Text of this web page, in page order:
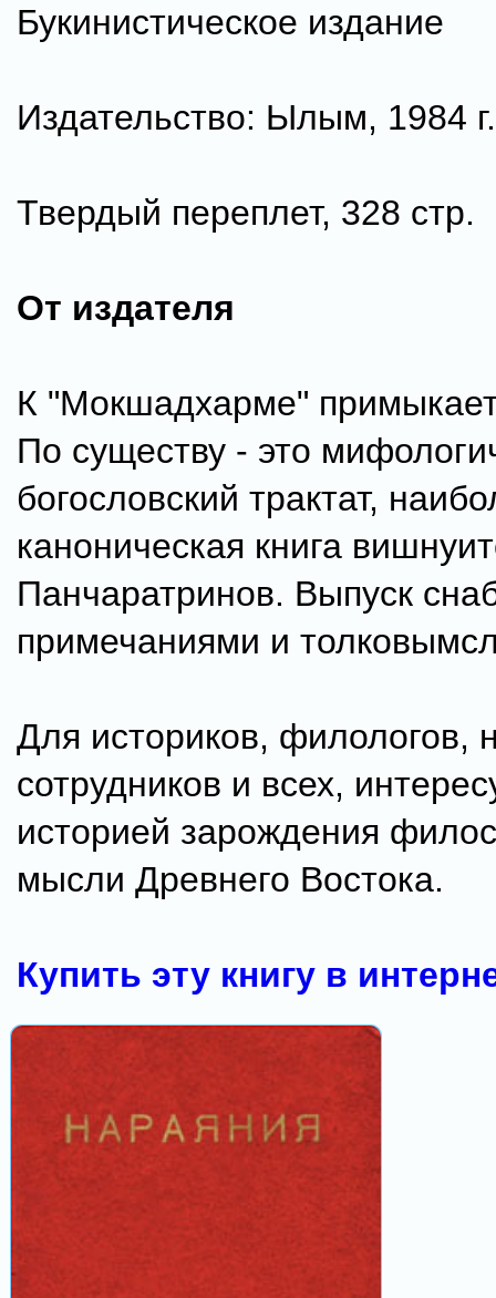
Букинистическое издание
Издательство: Ылым, 1984 г.
Твердый переплет, 328 стр.
От издателя
К "Мокшадхарме"
По существу - это
богословский трактат,
каноническая книга
Панчаратринов. Выпуск
примечаниями и
Для историков, филологов,
сотрудников и всех,
историей зарождения
мысли Древнего Востока.
Купить эту книгу в